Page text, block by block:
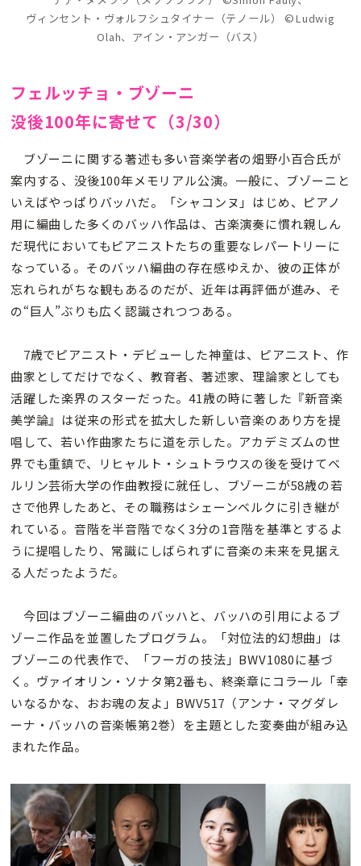
ヴィンセント・ヴォルフシュタイナー（テノール） ©Ludwig
Olah、アイン・アンガー（バス）
フェルッチョ・ブゾーニ
没後100年に寄せて（3/30）
ブゾーニに関する著述も多い音楽学者の畑野小百合氏が
案内する、没後100年メモリアル公演。一般に、ブゾーニと
いえばやっぱりバッハだ。「シャコンヌ」はじめ、ピアノ
用に編曲した多くのバッハ作品は、古楽演奏に慣れ親しん
だ現代においてもピアニストたちの重要なレパートリーに
なっている。そのバッハ編曲の存在感ゆえか、彼の正体が
忘れられがちな観もあるのだが、近年は再評価が進み、そ
の“巨人”ぶりも広く認識されつつある。
7歳でピアニスト・デビューした神童は、ピアニスト、作
曲家としてだけでなく、教育者、著述家、理論家としても
活躍した楽界のスターだった。41歳の時に著した『新音楽
美学論』は従来の形式を拡大した新しい音楽のあり方を提
唱して、若い作曲家たちに道を示した。アカデミズムの世
界でも重鎮で、リヒャルト・シュトラウスの後を受けてベ
ルリン芸術大学の作曲教授に就任し、ブゾーニが58歳の若
さで他界したあと、その職務はシェーンベルクに引き継が
れている。音階を半音階でなく3分の1音階を基準とするよ
うに提唱したり、常識にしばられずに音楽の未来を見据え
る人だったようだ。
今回はブゾーニ編曲のバッハと、バッハの引用によるブ
ゾーニ作品を並置したプログラム。「対位法的幻想曲」は
ブゾーニの代表作で、「フーガの技法」BWV1080に基づ
く。ヴァイオリン・ソナタ第2番も、終楽章にコラール「幸
いなるかな、おお魂の友よ」BWV517（アンナ・マグダレ
ーナ・バッハの音楽帳第2巻）を主題とした変奏曲が組み込
まれた作品。